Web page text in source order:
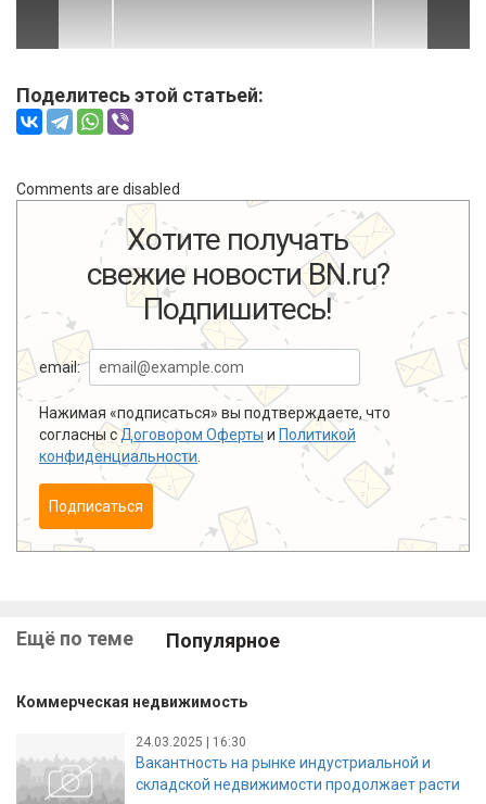
Поделитесь этой статьей:
Comments are disabled
Хотите получать
свежие новости BN.ru?
Подпишитесь!
email:
Нажимая «подписаться» вы подтверждаете, что
согласны сДоговором Оферты и Политикой
конфиденциальности
Подписаться
Ещё по теме Популярное
Коммерческая недвижимость
24.03.2025 | 16:30
Вакантность на рынке индустриальной и
складской недвижимости продолжает расти